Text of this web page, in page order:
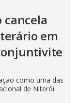
cancela
em
como uma das
de Niterói.